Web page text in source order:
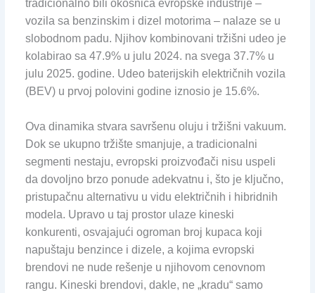
tradicionalno bili okosnica evropske industrije –
vozila sa benzinskim i dizel motorima – nalaze se u
slobodnom padu. Njihov kombinovani tržišni udeo je
kolabirao sa 47.9% u julu 2024. na svega 37.7% u
julu 2025. godine. Udeo baterijskih električnih vozila
(BEV) u prvoj polovini godine iznosio je 15.6%.
Ova dinamika stvara savršenu oluju i tržišni vakuum.
Dok se ukupno tržište smanjuje, a tradicionalni
segmenti nestaju, evropski proizvođači nisu uspeli
da dovoljno brzo ponude adekvatnu i, što je ključno,
pristupačnu alternativu u vidu električnih i hibridnih
modela. Upravo u taj prostor ulaze kineski
konkurenti, osvajajući ogroman broj kupaca koji
napuštaju benzince i dizele, a kojima evropski
brendovi ne nude rešenje u njihovom cenovnom
rangu. Kineski brendovi, dakle, ne „kradu“ samo